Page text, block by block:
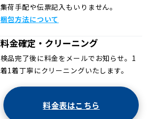
集荷手配や伝票記入もいりません。
梱包方法について
料金確定・クリーニング
検品完了後に料金をメールでお知らせ。1
着1着丁寧にクリーニングいたします。
料金表はこちら